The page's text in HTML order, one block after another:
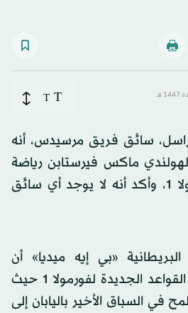
T
T
سائق فريق مرسيدس، أنه
ماكس فيرستابن رياضة
سباقات سيارات فورمولا 1، وأكد أنه لا يوجد أي سائق
«بي إيه ميديا» أن
فيرستابن انتقد بشدة القواعد الجديدة لفورمولا 1 حيث
في السباق الأخير باليابان إلى